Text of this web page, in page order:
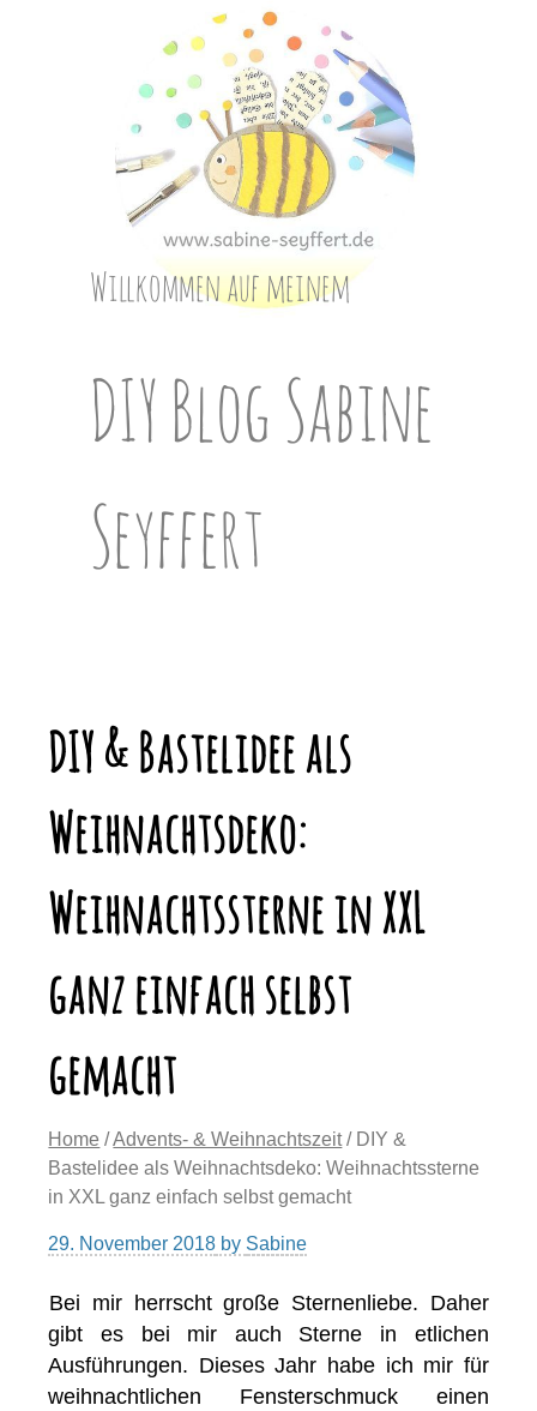
Willkommen auf meinem
DIY Blog Sabine
Seyffert
DIY & Bastelidee als
Weihnachtsdeko:
Weihnachtssterne in XXL
ganz einfach selbst
gemacht
Home /Advents- & Weihnachtszeit/ DIY &
Bastelidee als Weihnachtsdeko: Weihnachtssterne
in XXL ganz einfach selbst gemacht
29. November 2018 by Sabine
Bei mir herrscht große Sternenliebe. Daher
gibt es bei mir auch Sterne in etlichen
Ausführungen. Dieses Jahr habe ich mir für
weihnachtlichen Fensterschmuck einen